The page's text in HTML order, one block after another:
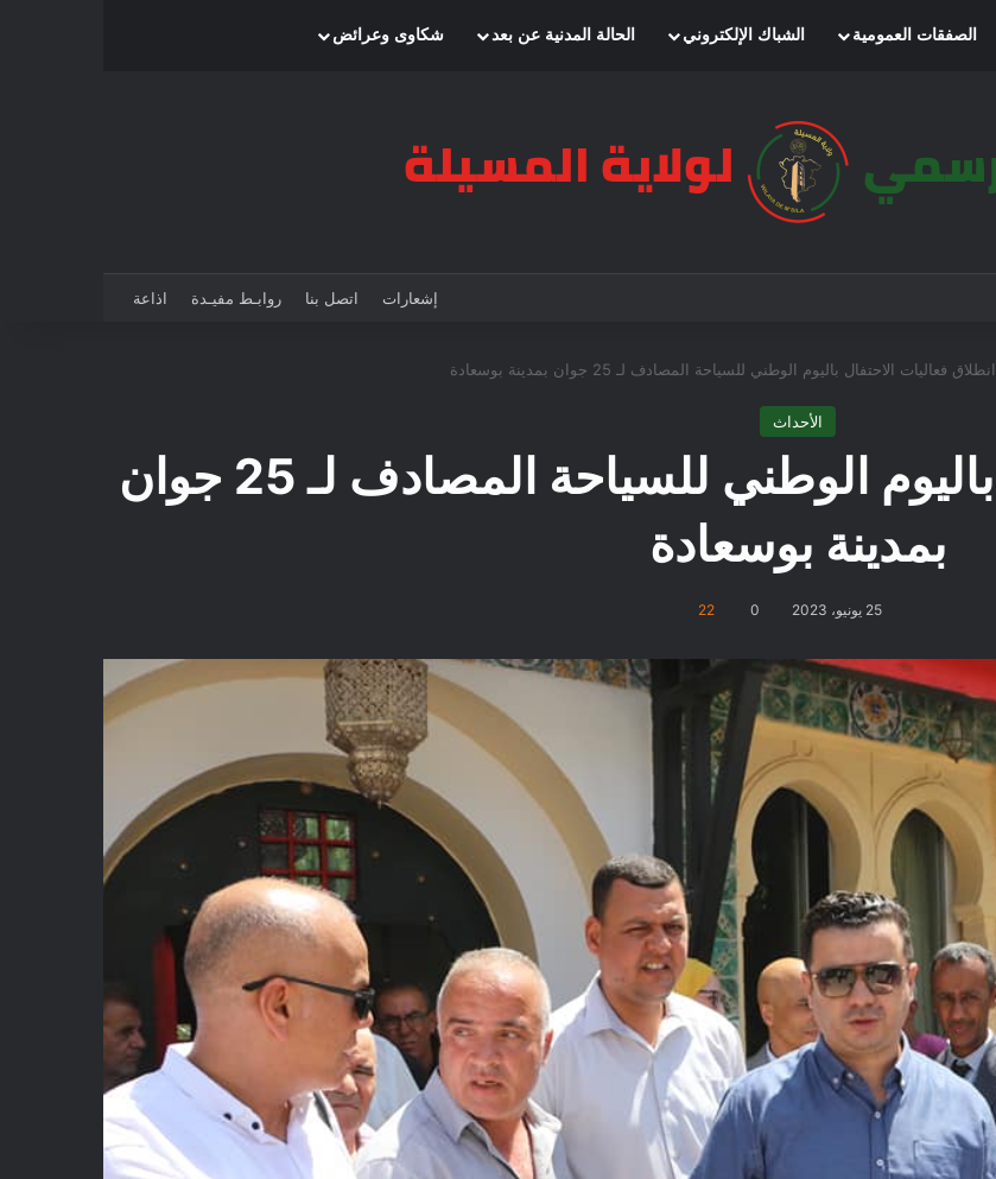
الصفقات العمومية الشباك الإلكتروني الحالة المدنية عن بعد شكاوى وعرائض
إشعارات اتصل بنا روابـط مفيـدة اذاعة
انطلاق فعاليات الاحتفال باليوم الوطني للسياحة المصادف لـ 25 جوان بمدينة بوسعادة
الأحداث
انطلاق فعاليات الاحتفال باليوم الوطني للسياحة المصادف لـ 25 جوان
بمدينة بوسعادة
25 يونيو، 2023 0
22